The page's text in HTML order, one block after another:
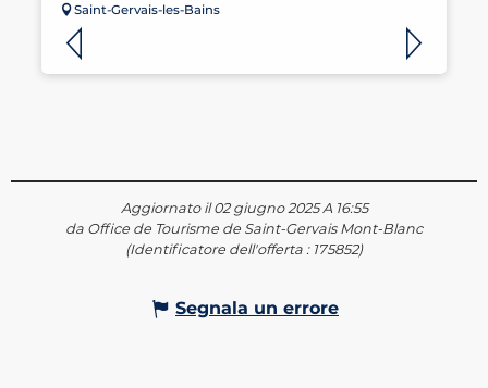
Saint-Gervais-les-Bains
Aggiornato il 02 giugno 2025 A 16:55
da Office de Tourisme de Saint-Gervais Mont-Blanc
(Identificatore dell'offerta : 175852)
Segnala un errore